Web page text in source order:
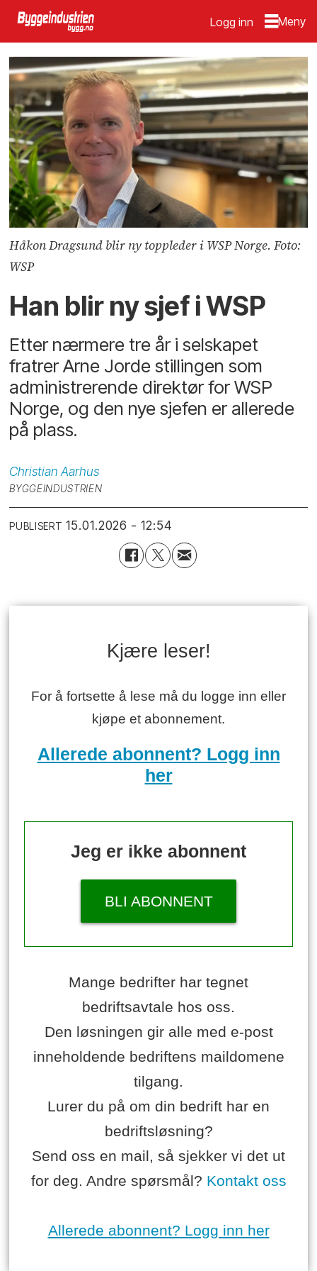
Logg inn
Håkon Dragsund blir ny toppleder i WSP Norge. Foto:
WSP
Han blir ny sjef i WSP
Etter nærmere tre år i selskapet
fratrer Arne Jorde stillingen som
administrerende direktør for WSP
Norge, og den nye sjefen er allerede
på plass.
Christian Aarhus
BYGGEINDUSTRIEN
PUBLISERT 15.01.2026 - 12:54
Kjære leser!
For å fortsette å lese må du logge inn eller
kjøpe et abonnement.
Allerede abonnent? Logg inn
her
Jeg er ikke abonnent
BLI ABONNENT
Mange bedrifter har tegnet
bedriftsavtale hos oss.
Den løsningen gir alle med e-post
inneholdende bedriftens maildomene
tilgang.
Lurer du på om din bedrift har en
bedriftsløsning?
Send oss en mail, så sjekker vi det ut
for deg. Andre spørsmål? Kontakt oss
Allerede abonnent? Logg inn her